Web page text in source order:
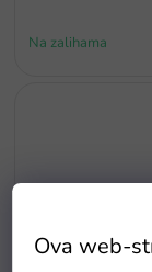
Ova web-
Na zalihama